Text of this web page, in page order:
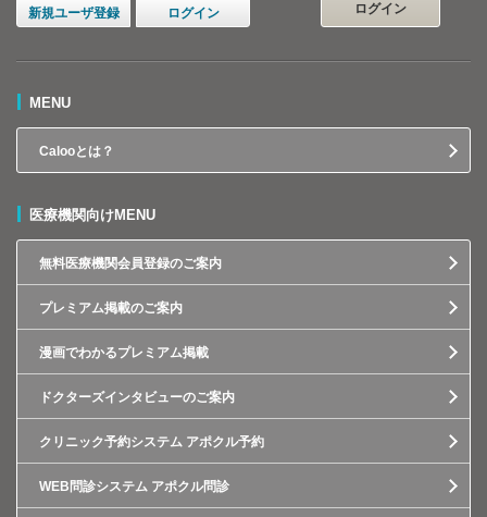
新規ユーザ登録 ログイン
ログイン
MENU
Calooとは？
医療機関向けMENU
無料医療機関会員登録のご案内
プレミアム掲載のご案内
漫画でわかるプレミアム掲載
ドクターズインタビューのご案内
クリニック予約システム アポクル予約
WEB問診システム アポクル問診